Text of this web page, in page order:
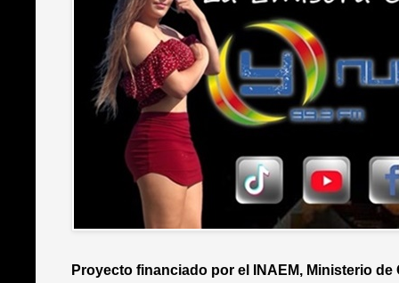
Proyecto financiado por el INAEM, Ministerio de